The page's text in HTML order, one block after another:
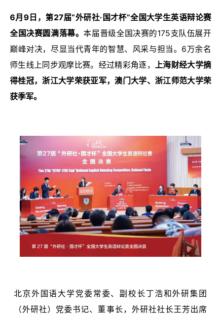
6月9日，第27届“外研社·国才杯”全国大学生英语辩论赛
全国决赛圆满落幕。本届晋级全国决赛的175支队伍展开
巅峰对决，尽显当代青年的智慧、风采与担当。6万余名
师生线上同步观摩比赛。经过精彩角逐， 上海财经大学摘
得桂冠，浙江大学荣获亚军，澳门大学、浙江师范大学荣
获季军。
北京外国语大学党委常委、副校长丁浩和外研集团
（外研社）党委书记、董事长，外研社社长王芳出席